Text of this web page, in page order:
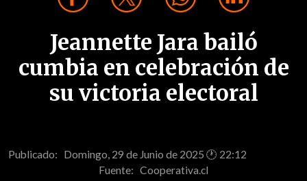
Jeannette Jara bailó
cumbia en celebración de
su victoria electoral
Publicado: Domingo, 29 de Junio de 2025 🕐 22:12
Fuente: Cooperativa.cl